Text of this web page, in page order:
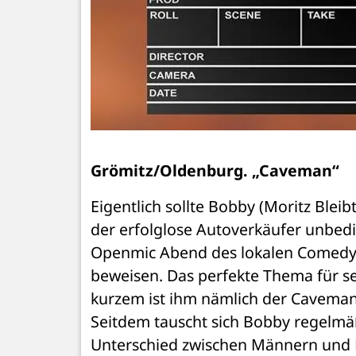
Grömitz/Oldenburg. „Caveman“
Eigentlich sollte Bobby (Moritz
der erfolglose Autoverkäufer
Openmic Abend des lokalen
beweisen. Das perfekte Thema für
kurzem ist ihm nämlich der
Seitdem tauscht sich Bobby
Unterschied zwischen Männern